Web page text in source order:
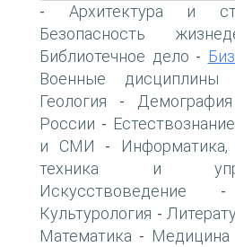
- Архитектура и
Безопасность
Библиотечное дело -
Военные дисциплины
Геология - Демография
России - Естествознание
и СМИ -
Информатика,
техника и
Искусствоведение
Культурология -
Математика - Медицина